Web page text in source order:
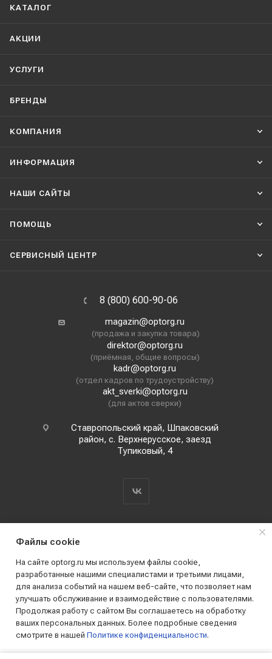
КАТАЛОГ
АКЦИИ
УСЛУГИ
БРЕНДЫ
КОМПАНИЯ
ИНФОРМАЦИЯ
НАШИ CАЙТЫ
ПОМОЩЬ
СЕРВИСНЫЙ ЦЕНТР
8 (800) 600-90-06
magazin@optorg.ru
(продажа и закупка товара)
direktor@optorg.ru
(приёмная, общие вопросы)
kadr@optorg.ru
(отдел кадров по трудоустройству)
akt_sverki@optorg.ru
(для актов сверки)
Ставропольский край, Шпаковский
район, с. Верхнерусское, заезд
Тупиковый, 4
2019 - 2026 © АО КПК "Ставропольстройопторг"
Все права защищены
Файлы cookie
На сайте optorg.ru мы используем файлы cookie,
разработанные нашими специалистами и третьими лицами,
для анализа событий на нашем веб-сайте, что позволяет нам
улучшать обслуживание и взаимодействие с пользователями.
Продолжая работу с сайтом Вы соглашаетесь на обработку
ваших персональных данных. Более подробные сведения
смотрите в нашей Политике конфиденциальности.